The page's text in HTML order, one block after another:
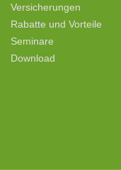
Versicherungen
Rabatte und Vorteile
Seminare
Download